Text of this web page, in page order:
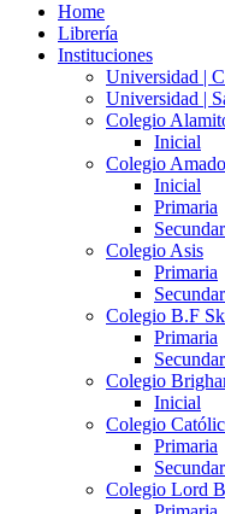
Home
Librería
Instituciones
Universidad |
Universidad |
Colegio
Inicial
Colegio
Inicial
Primaria
Colegio Asis
Primaria
Colegio B.F
Primaria
Colegio
Inicial
Colegio
Primaria
Colegio Lord